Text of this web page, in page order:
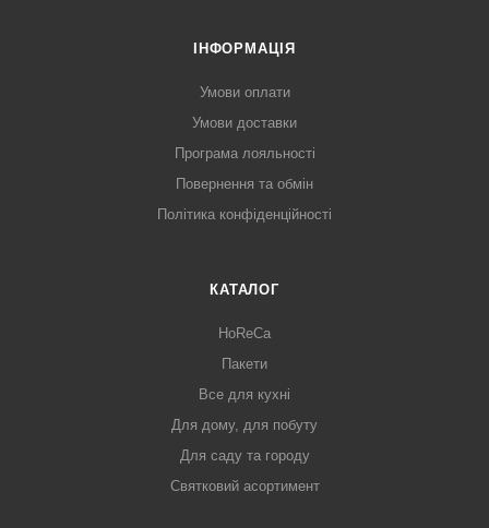
ІНФОРМАЦІЯ
Умови оплати
Умови доставки
Програма лояльності
Повернення та обмін
Політика конфіденційності
КАТАЛОГ
HoReCa
Пакети
Все для кухні
Для дому, для побуту
Для саду та городу
Святковий асортимент